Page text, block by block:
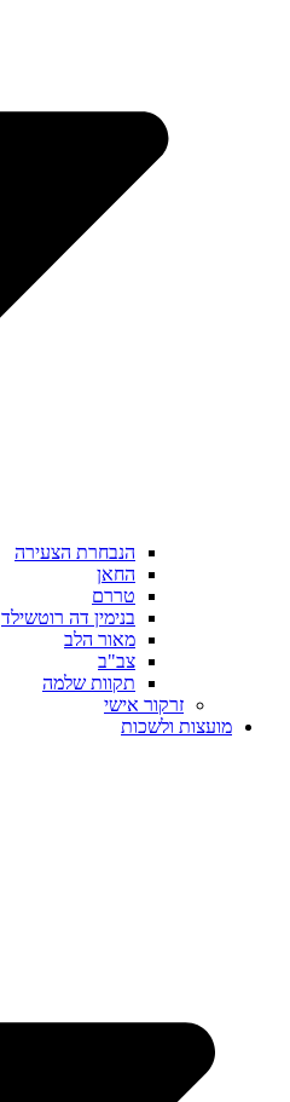
הנבחרת הצעירה
החאן
טררם
בנימין דה רוטשילד
מאור הלב
צב"ב
תקוות שלמה
זרקור אישי
מועצות ולשכות